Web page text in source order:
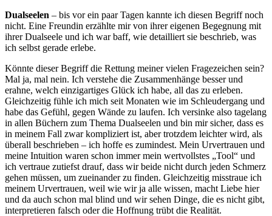
Dualseelen – bis vor ein paar Tagen kannte ich diesen Begriff noch
nicht. Eine Freundin erzählte mir von ihrer eigenen Begegnung mit
ihrer Dualseele und ich war baff, wie detailliert sie beschrieb, was
ich selbst gerade erlebe.
Könnte dieser Begriff die Rettung meiner vielen Fragezeichen sein?
Mal ja, mal nein. Ich verstehe die Zusammenhänge besser und
erahne, welch einzigartiges Glück ich habe, all das zu erleben.
Gleichzeitig fühle ich mich seit Monaten wie im Schleudergang und
habe das Gefühl, gegen Wände zu laufen. Ich versinke also tagelang
in allen Büchern zum Thema Dualseelen und bin mir sicher, dass es
in meinem Fall zwar kompliziert ist, aber trotzdem leichter wird, als
überall beschrieben – ich hoffe es zumindest. Mein Urvertrauen und
meine Intuition waren schon immer mein wertvollstes „Tool“ und
ich vertraue zutiefst drauf, dass wir beide nicht durch jeden Schmerz
gehen müssen, um zueinander zu finden. Gleichzeitig misstraue ich
meinem Urvertrauen, weil wie wir ja alle wissen, macht Liebe hier
und da auch schon mal blind und wir sehen Dinge, die es nicht gibt,
interpretieren falsch oder die Hoffnung trübt die Realität.